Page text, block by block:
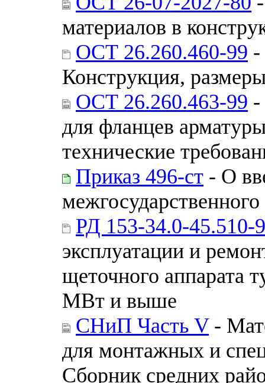
материалов в
ОСТ 26.260.460-99 -
Конструкция,
ОСТ 26.260.463-99 -
для фланцев
технические
Приказ 496-ст - О
межгосударственного
РД 153-34.0-45.510-
эксплуатации и
щеточного аппарата
МВт и выше
СНиП Часть V-
для монтажных и
Сборник средних